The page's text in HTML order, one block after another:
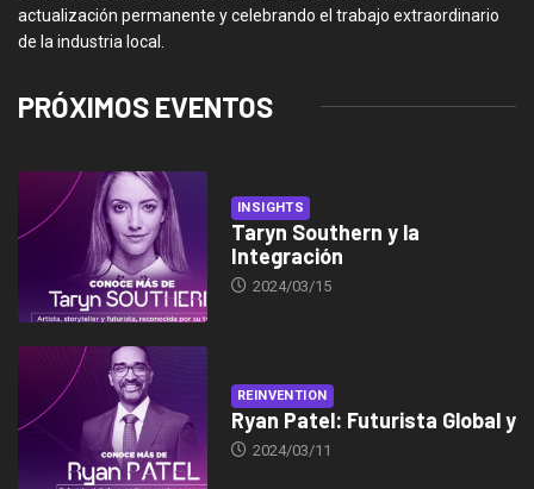
actualización permanente y celebrando el trabajo extraordinario
de la industria local.
PRÓXIMOS EVENTOS
INSIGHTS
Taryn Southern y la
Integración
2024/03/15
REINVENTION
Ryan Patel: Futurista Global y
2024/03/11